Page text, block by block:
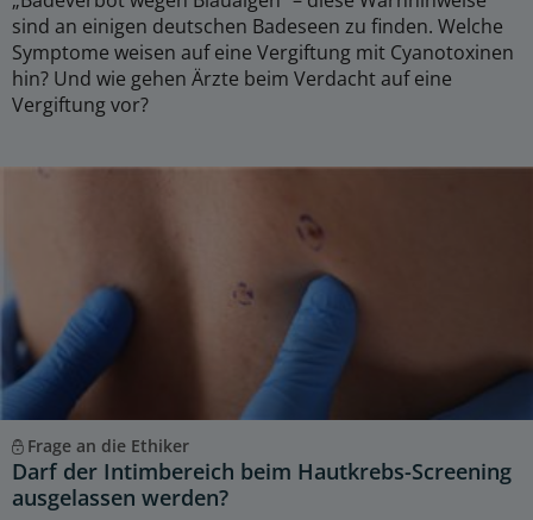
sind an einigen deutschen Badeseen zu finden. Welche
Symptome weisen auf eine Vergiftung mit Cyanotoxinen
hin? Und wie gehen Ärzte beim Verdacht auf eine
Vergiftung vor?
Frage an die Ethiker
Darf der Intimbereich beim Hautkrebs-Screening
ausgelassen werden?